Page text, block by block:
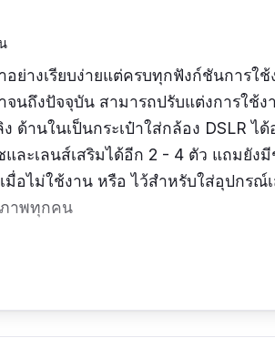
ย่างเรียบง่ายแต่ครบทุกฟังก์ชันการใ
นถึงปัจจุบัน สามารถปรับแต่งการใช้
ด้านในเป็นกระเป๋าใส่กล้อง DSLR ไ
ละเลนส์เสริมได้อีก 2 - 4 ตัว แถมยังมี
มื่อไม่ใช้งาน หรือ ไว้สำหรับใส่อุปกรณ์
าพทุกคน